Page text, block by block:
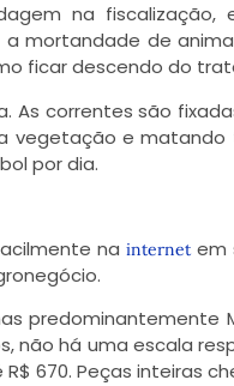
na
mortandade de
ficar descendo do
As correntes são
vegetação e
por dia.
nainternet em
predominantemente
não há uma escala
670. Peças inteiras